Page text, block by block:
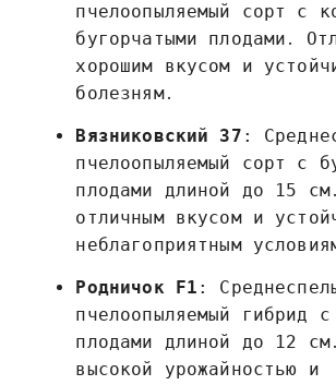
пчелоопыляемый сорт с
бугорчатыми плодами․
хорошим вкусом и
болезням․
Вязниковский 37 :
пчелоопыляемый сорт с
плодами длиной до 15
отличным вкусом и
неблагоприятным
Родничок F1 :
пчелоопыляемый гибрид
плодами длиной до 12
высокой урожайностью и